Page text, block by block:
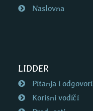
Naslovna
LIDDER
Pitanja i odgovori
Korisni vodiči